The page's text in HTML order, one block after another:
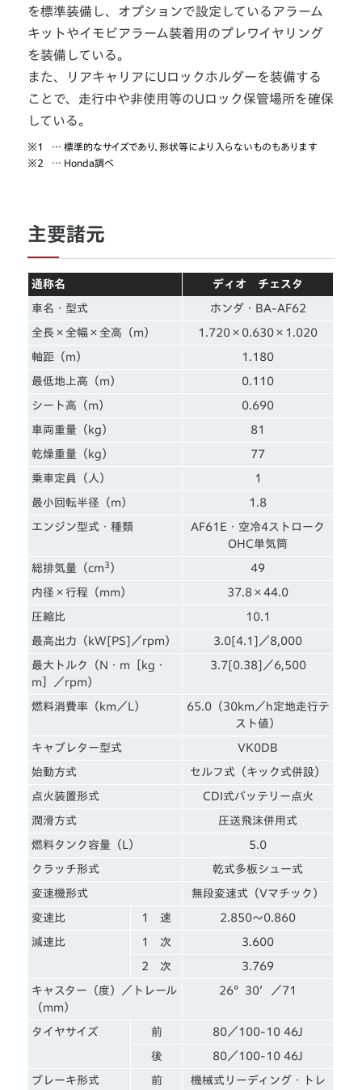
を標準装備し、オプションで設定しているアラーム
キットやイモビアラーム装着用のプレワイヤリング
を装備している。
また、リアキャリアにUロックホルダーを装備する
ことで、走行中や非使用等のUロック保管場所を確保
している。
※1
… 標準的なサイズであり、形状等により入らないものもあります
※2
… Honda調べ
主要諸元
通称名 ディオ チェスタ
車名・型式 ホンダ・BA-AF62
全長×全幅×全高（m） 1.720×0.630×1.020
軸距（m） 1.180
最低地上高（m） 0.110
シート高（m） 0.690
車両重量（kg） 81
乾燥重量（kg） 77
乗車定員（人） 1
最小回転半径（m） 1.8
エンジン型式・種類
AF61E・空冷4ストローク
OHC単気筒
総排気量（cm 3 ） 49
内径×行程（mm） 37.8×44.0
圧縮比 10.1
最高出力（kW[PS]／rpm） 3.0[4.1]／8,000
最大トルク（N・m［kg・
m］／rpm）
3.7[0.38]／6,500
燃料消費率（km／L）
65.0（30km／h定地走行テ
スト値）
キャブレター型式 VK0DB
始動方式 セルフ式（キック式併設）
点火装置形式 CDI式バッテリー点火
潤滑方式 圧送飛沫併用式
燃料タンク容量（L） 5.0
クラッチ形式 乾式多板シュー式
変速機形式 無段変速式（Vマチック）
変速比 1 速 2.850～0.860
減速比 1 次 3.600
2 次 3.769
キャスター（度）／トレール
（mm）
26°30′／71
タイヤサイズ 前 80／100-10 46J
後 80／100-10 46J
ブレーキ形式 前
機械式リーディング・トレ